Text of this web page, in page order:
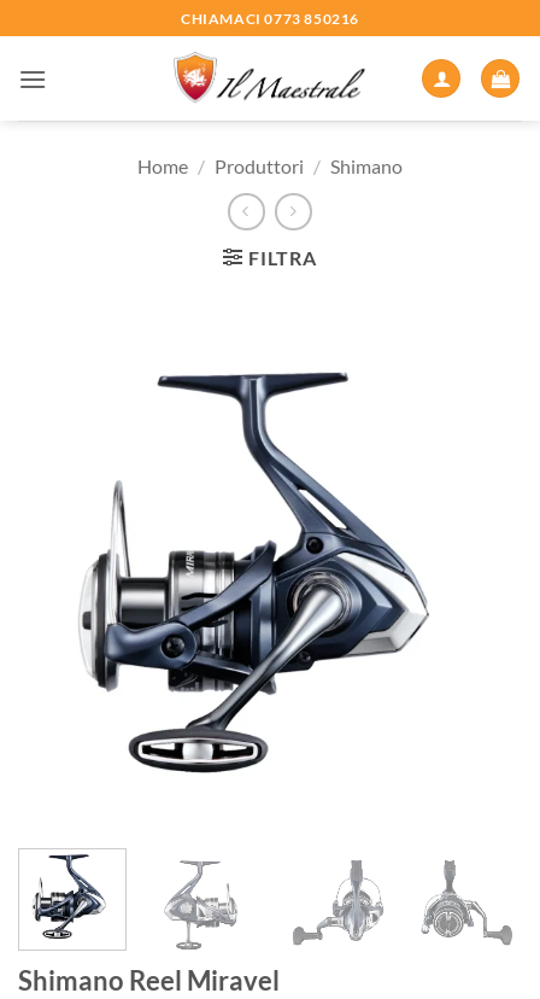
ai
contenuti
CHIAMACI 0773 850216
Home / Produttori / Shimano
FILTRA
Shimano Reel Miravel